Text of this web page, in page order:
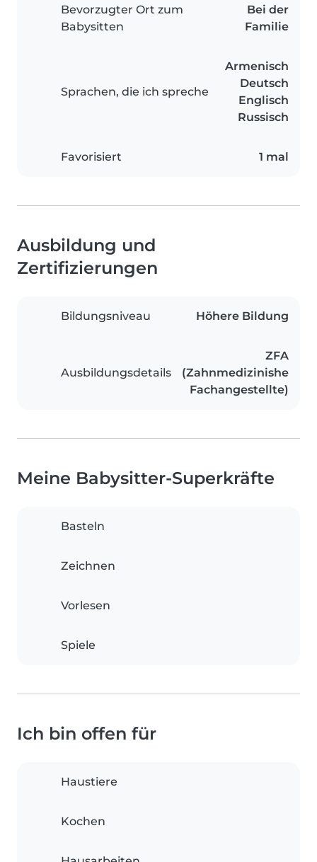
Bevorzugter Ort zum
Babysitten
Bei der
Familie
Sprachen, die ich spreche
Armenisch
Deutsch
Englisch
Russisch
Favorisiert 1 mal
Ausbildung und
Zertifizierungen
Bildungsniveau Höhere Bildung
Ausbildungsdetails
ZFA
(Zahnmedizinishe
Fachangestellte)
Meine Babysitter-Superkräfte
Basteln
Zeichnen
Vorlesen
Spiele
Ich bin offen für
Haustiere
Kochen